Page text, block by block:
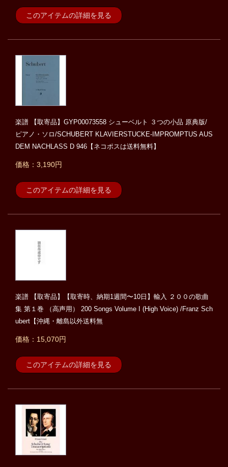
このアイテムの詳細を見る
楽譜 【取寄品】GYP00073558 シューベルト ３つの小品 原典版/
ピアノ・ソロ/SCHUBERT KLAVIERSTUCKE-IMPROMPTUS AUS
DEM NACHLASS D 946【ネコポスは送料無料】
価格：3,190円
このアイテムの詳細を見る
楽譜 【取寄品】【取寄時、納期1週間〜10日】輸入 ２００の歌曲
集 第１巻 （高声用） 200 Songs Volume I (High Voice) /Franz Sch
ubert【沖縄・離島以外送料無
価格：15,070円
このアイテムの詳細を見る